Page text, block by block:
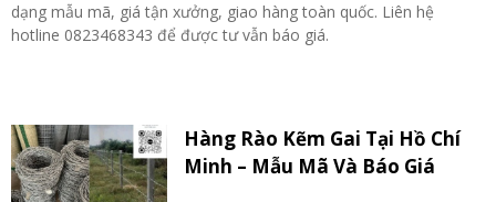
dạng mẫu mã, giá tận xưởng, giao hàng toàn quốc. Liên hệ
hotline 0823468343 để được tư vẫn báo giá.
Hàng Rào Kẽm Gai Tại Hồ Chí
Minh – Mẫu Mã Và Báo Giá